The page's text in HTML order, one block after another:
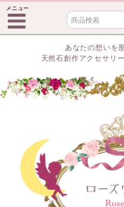
メニュー
あなたの想いを
天然石創作アクセサリ